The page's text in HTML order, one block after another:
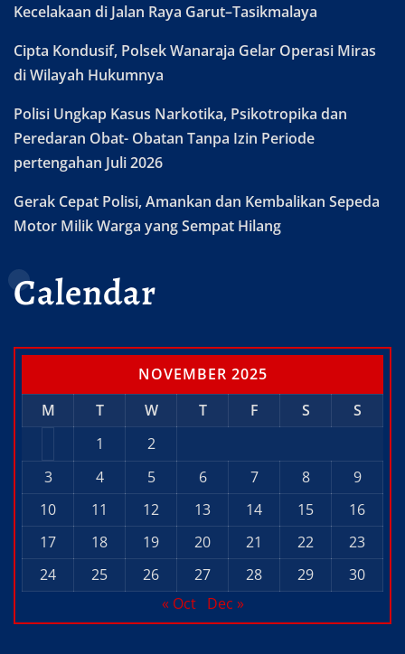
Kecelakaan di Jalan Raya Garut–Tasikmalaya
Cipta Kondusif, Polsek Wanaraja Gelar Operasi Miras
di Wilayah Hukumnya
Polisi Ungkap Kasus Narkotika, Psikotropika dan
Peredaran Obat- Obatan Tanpa Izin Periode
pertengahan Juli 2026
Gerak Cepat Polisi, Amankan dan Kembalikan Sepeda
Motor Milik Warga yang Sempat Hilang
Calendar
NOVEMBER 2025
M
T W T F S
S
1
2
3
4 5 6 7 8
9
10
11 12 13 14 15
16
17
18 19 20 21 22
23
24
25 26 27 28 29
30
« Oct
Dec »